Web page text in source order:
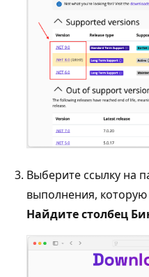
Выберите ссылку на
выполнения, которую
Найдите столбец